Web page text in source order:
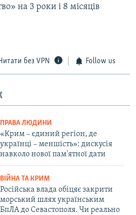
на 3 роки і 8 місяців
без VPN Follow us
ПРАВА ЛЮДИНИ
«Крим – єдиний регіон, де
українці – меншість»: дискусія
навколо нової пам'ятної дати
ВІЙНА ТА КРИМ
Російська влада обіцяє закрити
морський шлях українським
БпЛА до Севастополя. Чи реально